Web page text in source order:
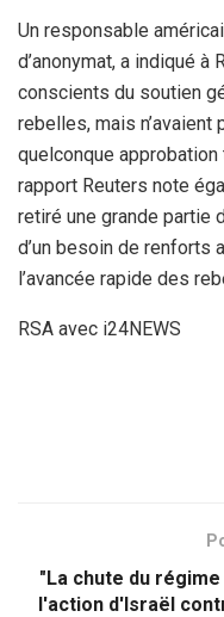
Un responsable
d’anonymat, a indiqué
conscients du soutien
rebelles, mais n’avaient
quelconque
rapport Reuters note
retiré une grande partie
d’un besoin de renforts
l’avancée rapide des
RSA avec i24NEWS
"La chute du
l'action d'Israël